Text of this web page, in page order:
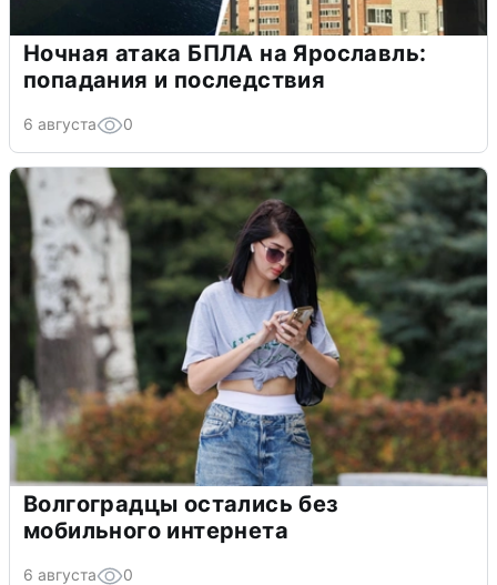
Ночная атака БПЛА на Ярославль:
попадания и последствия
6 августа 0
Волгоградцы остались без
мобильного интернета
6 августа 0